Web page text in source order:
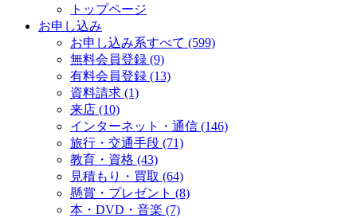
トップページ
お申し込み
お申し込み系すべて (599)
無料会員登録 (9)
有料会員登録 (13)
資料請求 (1)
来店 (10)
インターネット・通信 (146)
旅行・交通手段 (71)
教育・資格 (43)
見積もり・買取 (64)
懸賞・プレゼント (8)
本・DVD・音楽 (7)